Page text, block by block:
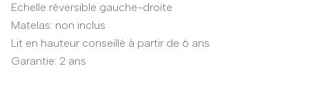
Echelle réversible gauche-droite
Matelas: non inclus
Lit en hauteur conseillé à partir de 6 ans
Garantie: 2 ans